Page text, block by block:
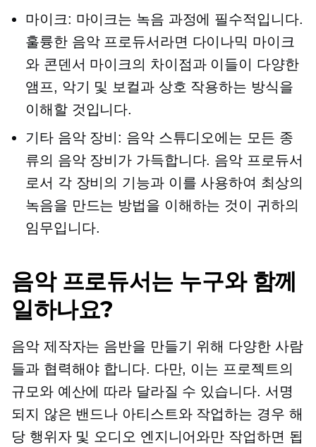
마이크: 마이크는 녹음 과정에 필수적입니다.
훌륭한 음악 프로듀서라면 다이나믹 마이크
와 콘덴서 마이크의 차이점과 이들이 다양한
앰프, 악기 및 보컬과 상호 작용하는 방식을
이해할 것입니다.
기타 음악 장비: 음악 스튜디오에는 모든 종
류의 음악 장비가 가득합니다. 음악 프로듀서
로서 각 장비의 기능과 이를 사용하여 최상의
녹음을 만드는 방법을 이해하는 것이 귀하의
임무입니다.
음악 프로듀서는 누구와 함께
일하나요?
음악 제작자는 음반을 만들기 위해 다양한 사람
들과 협력해야 합니다. 다만, 이는 프로젝트의
규모와 예산에 따라 달라질 수 있습니다. 서명
되지 않은 밴드나 아티스트와 작업하는 경우 해
당 행위자 및 오디오 엔지니어와만 작업하면 됩